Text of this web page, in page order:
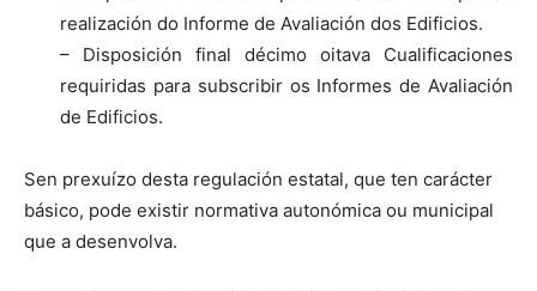
realización do Informe de Avaliación dos Edificios.
– Disposición final décimo oitava Cualificaciones
requiridas para subscribir os Informes de Avaliación
de Edificios.
Sen prexuízo desta regulación estatal, que ten carácter
básico, pode existir normativa autonómica ou municipal
que a desenvolva.